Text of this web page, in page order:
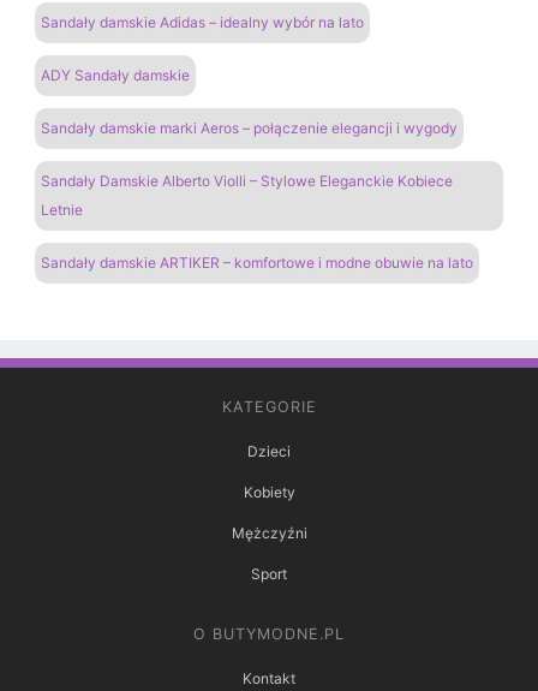
Sandały damskie Adidas – idealny wybór na lato
ADY Sandały damskie
Sandały damskie marki Aeros – połączenie elegancji i wygody
Sandały Damskie Alberto Violli – Stylowe Eleganckie Kobiece
Letnie
Sandały damskie ARTIKER – komfortowe i modne obuwie na lato
KATEGORIE
Dzieci
Kobiety
Mężczyźni
Sport
O BUTYMODNE.PL
Kontakt